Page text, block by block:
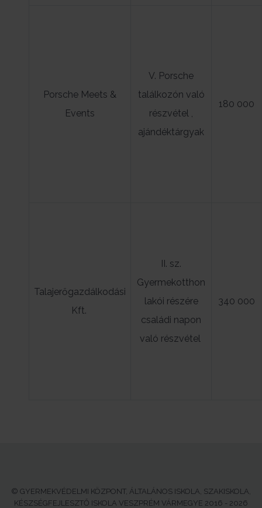
Porsche Meets &
Events
V. Porsche
találkozón való
részvétel ,
ajándéktárgyak
180 000
Talajerőgazdálkodási
Kft.
II. sz.
Gyermekotthon
lakói részére
családi napon
való részvétel
340 000
© GYERMEKVÉDELMI KÖZPONT, ÁLTALÁNOS ISKOLA, SZAKISKOLA,
KÉSZSÉGFEJLESZTŐ ISKOLA VESZPRÉM VÁRMEGYE 2016 - 2026